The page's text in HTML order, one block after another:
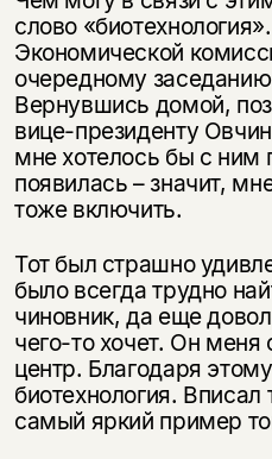
слово
Экономической
очередному
Вернувшись домой,
вице-президенту
мне хотелось бы с ним
появилась – значит,
тоже включить.
Тот был страшно
было всегда трудно
чиновник, да еще
чего-то хочет. Он
центр. Благодаря
биотехнология.
самый яркий пример